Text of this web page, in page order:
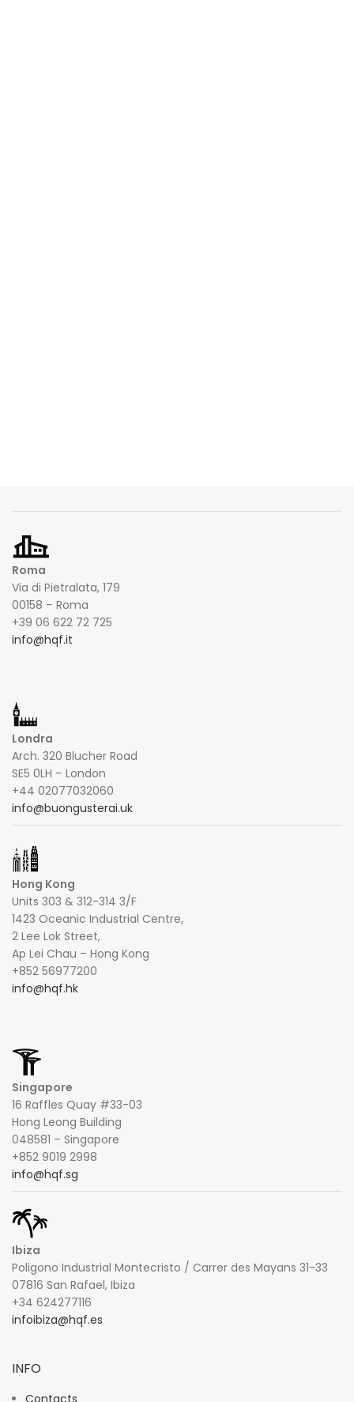
Roma
Via di Pietralata, 179
00158 – Roma
+39 06 622 72 725
info@hqf.it
Londra
Arch. 320 Blucher Road
SE5 0LH – London
+44 02077032060
info@buongusterai.uk
Hong Kong
Units 303 & 312-314 3/F
1423 Oceanic Industrial Centre,
2 Lee Lok Street,
Ap Lei Chau – Hong Kong
+852 56977200
info@hqf.hk
Singapore
16 Raffles Quay #33-03
Hong Leong Building
048581 – Singapore
+852 9019 2998
info@hqf.sg
Ibiza
Poligono Industrial Montecristo / Carrer des Mayans 31-33
07816 San Rafael, Ibiza
+34 624277116
infoibiza@hqf.es
INFO
Contacts